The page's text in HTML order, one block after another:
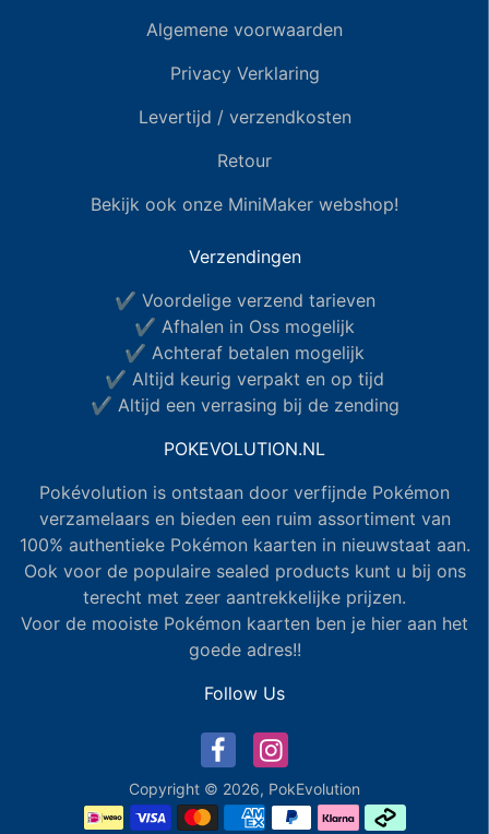
Algemene voorwaarden
Privacy Verklaring
Levertijd / verzendkosten
Retour
Bekijk ook onze MiniMaker webshop!
Verzendingen
✔ Voordelige verzend tarieven
✔ Afhalen in Oss mogelijk
✔ Achteraf betalen mogelijk
✔ Altijd keurig verpakt en op tijd
✔ Altijd een verrasing bij de zending
POKEVOLUTION.NL
Pokévolution is ontstaan door verfijnde Pokémon
verzamelaars en bieden een ruim assortiment van
100% authentieke Pokémon kaarten in nieuwstaat aan.
Ook voor de populaire sealed products kunt u bij ons
terecht met zeer aantrekkelijke prijzen.
Voor de mooiste Pokémon kaarten ben je hier aan het
goede adres!!
Follow Us
Copyright © 2026, PokEvolution
Betaalmethode